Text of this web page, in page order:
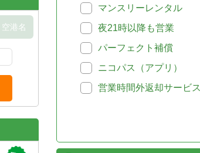
マンスリーレンタル
夜21時以降も営業
パーフェクト補償
ニコパス（アプリ）
営業時間外返却サービス
空港名